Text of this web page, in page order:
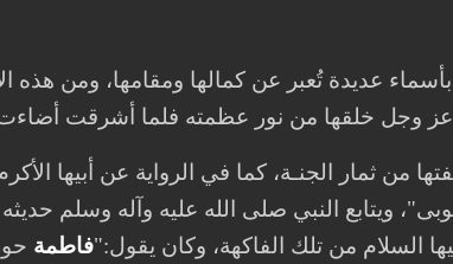
بأسماء عديدة تُعبر عن كمالها ومقامها، ومن هذه
عز وجل خلقها من نور عظمته فلما أشرقت أضاءت
من ثمار الجنـة، كما في الرواية عن أبيها
ويتابع النبي صلى الله عليه وآله وسلم
السلام من تلك الفاكهة، وكان يقول:"فاطمة